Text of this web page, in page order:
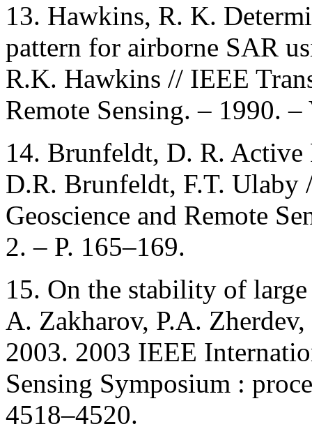
13. Hawkins, R. K.
pattern for airborne SAR
R.K. Hawkins // IEEE
Remote Sensing. – 1990.
14. Brunfeldt, D. R.
D.R. Brunfeldt, F.T. Ulaby
Geoscience and Remote
2. – P. 165–169.
15. On the stability of
A. Zakharov, P.A.
2003. 2003 IEEE
Sensing Symposium :
4518–4520.